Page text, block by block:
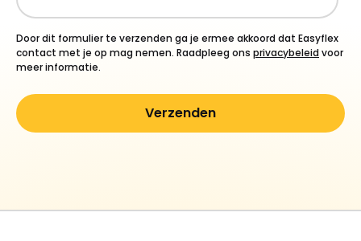
Door dit formulier te verzenden ga je ermee akkoord dat Easyflex
contact met je op mag nemen. Raadpleeg ons privacybeleidvoor
meer informatie.